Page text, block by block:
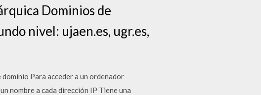
Dominios de
nivel: ujaen.es, ugr.es,
Para acceder a un ordenador
nombre a cada dirección IP Tiene una